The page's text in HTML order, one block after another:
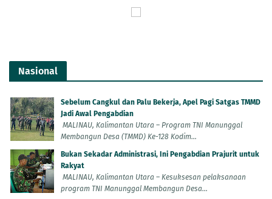
Nasional
Sebelum Cangkul dan Palu Bekerja, Apel Pagi Satgas TMMD
Jadi Awal Pengabdian
MALINAU, Kalimantan Utara – Program TNI Manunggal
Membangun Desa (TMMD) Ke-128 Kodim...
Bukan Sekadar Administrasi, Ini Pengabdian Prajurit untuk
Rakyat
MALINAU, Kalimantan Utara – Kesuksesan pelaksanaan
program TNI Manunggal Membangun Desa...